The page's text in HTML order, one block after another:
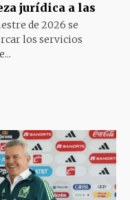
jurídica a las
de 2026 se
los servicios